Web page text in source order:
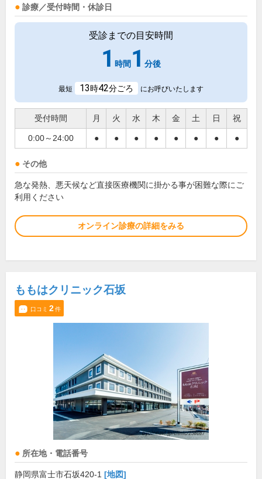
診療／受付時間・休診日
受診までの目安時間
1 時間 1 分後
最短 13時42分ごろ にお呼びいたします
受付時間 月 火 水 木 金 土 日 祝
0:00～24:00 ● ● ● ● ● ● ● ●
その他
急な発熱、悪天候など直接医療機関に掛かる事が困難な際にご
利用ください
オンライン診療の詳細をみる
ももはクリニック石坂
口コミ 2件
所在地・電話番号
静岡県富士市石坂420-1 [地図]